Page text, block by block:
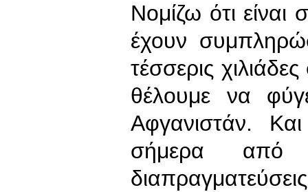
Νομίζω ότι
έχουν
τέσσερις
θέλουμε να
Αφγανιστάν.
σήμερα από